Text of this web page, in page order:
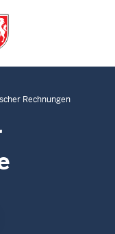
Rechnungen